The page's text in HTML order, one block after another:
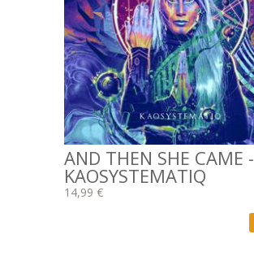
AND THEN SHE CAME -
KAOSYSTEMATIQ
14,99 €